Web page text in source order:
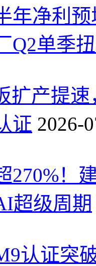
年净利
Q2单季
扩产提
证 2026-
270%！
超级周期
认证突